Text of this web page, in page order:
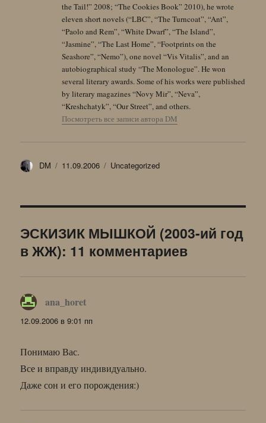
the Tail!” 2008; “The Cookies Book” 2010), he wrote
eleven short novels (“LBC”, “The Turncoat”, “Ant”,
“Paolo and Rem”, “White Dwarf”, “The Island”,
“Jasmine”, “The Last Home”, “Footprints on the
Seashore”, “Nemo”), one novel “Vis Vitalis”, and an
autobiographical study “The Monologue”. He won
several literary awards. Some of his works were published
by literary magazines “Novy Mir”, “Neva”,
“Kreshchatyk”, “Our Street”, and others.
Посмотреть все записи автора DM
Автор
DM Опубликовано
11.09.2006 Рубрики
Uncategorized
ЭСКИЗИК МЫШКОЙ (2003-ий год
в ЖЖ): 11 комментариев
ana_horet
12.09.2006 в 9:01 пп
Понимаю Вас.
Все и вправду индивидуально.
Даже сон и его порождения:)